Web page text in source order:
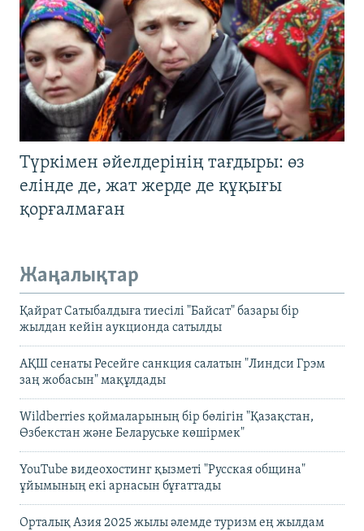
Түркімен әйелдерінің тағдыры: өз
елінде де, жат жерде де құқығы
қорғалмаған
Жаңалықтар
Қайрат Сатыбалдыға тиесілі "Байсат" базары бір
жылдан кейін аукционда сатылды
АҚШ сенаты Ресейге санкция салатын "Линдси Грэм
заң жобасын" мақұлдады
Wildberries қоймаларының бір бөлігін "Қазақстан,
Өзбекстан және Беларуське көшірмек"
YouTube видеохостинг қызметі "Русская община"
ұйымының екі арнасын бұғаттады
Орталық Азия 2025 жылы әлемде туризм ең жылдам